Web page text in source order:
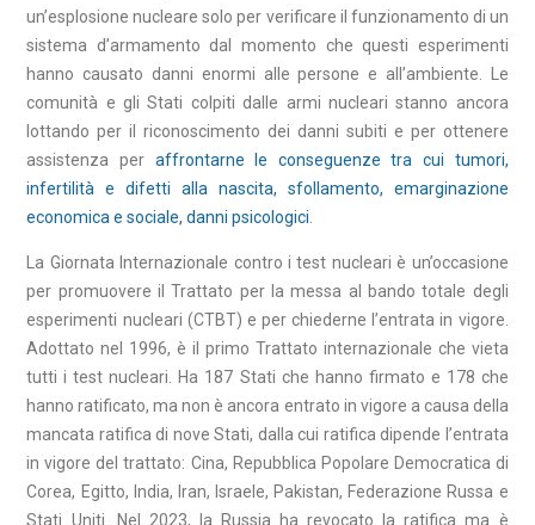
un’esplosione nucleare solo per verificare il funzionamento di un
sistema d’armamento dal momento che questi esperimenti
hanno causato danni enormi alle persone e all’ambiente. Le
comunità e gli Stati colpiti dalle armi nucleari stanno ancora
lottando per il riconoscimento dei danni subiti e per ottenere
assistenza per affrontarne le conseguenze tra cui tumori,
infertilità e difetti alla nascita, sfollamento, emarginazione
economica e sociale, danni psicologici.
La Giornata Internazionale contro i test nucleari è un’occasione
per promuovere il Trattato per la messa al bando totale degli
esperimenti nucleari (CTBT) e per chiederne l’entrata in vigore.
Adottato nel 1996, è il primo Trattato internazionale che vieta
tutti i test nucleari. Ha 187 Stati che hanno firmato e 178 che
hanno ratificato, ma non è ancora entrato in vigore a causa della
mancata ratifica di nove Stati, dalla cui ratifica dipende l’entrata
in vigore del trattato: Cina, Repubblica Popolare Democratica di
Corea, Egitto, India, Iran, Israele, Pakistan, Federazione Russa e
Stati Uniti. Nel 2023, la Russia ha revocato la ratifica ma è